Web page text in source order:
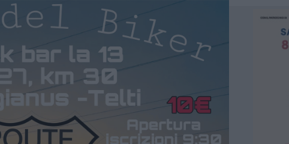
A OLBIA E IN GALLURA